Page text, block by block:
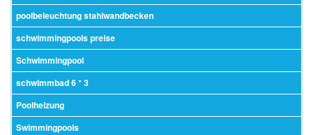
poolbeleuchtung stahlwandbecken
schwimmingpools preise
Schwimmingpool
schwimmbad 6 * 3
Poolheizung
Swimmingpools